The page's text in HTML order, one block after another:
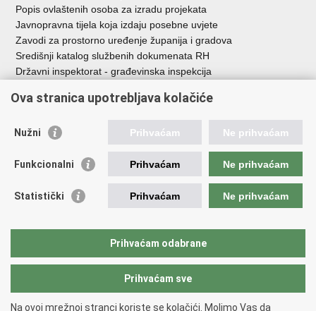
Popis ovlaštenih osoba za izradu projekata
Javnopravna tijela koja izdaju posebne uvjete
Zavodi za prostorno uređenje županija i gradova
Središnji katalog službenih dokumenata RH
Državni inspektorat - građevinska inspekcija
Vlada Republike Hrvatske
Agencija za pravni promet i posredovanje nekretninama
Fond za zaštitu okoliša i energetsku učinkovitost
Državne nekretnine d.o.o.
Copyright © 2026 Ministarstvo prostornoga uređenja, graditeljstva i
Ova stranica upotrebljava kolačiće
Nužni Prihvaćam Ne prihvaćam
Funkcionalni Prihvaćam Ne prihvaćam
Statistički Prihvaćam Ne prihvaćam
Prihvaćam odabrane
Prihvaćam sve
Na ovoj mrežnoj stranci koriste se kolačići. Molimo Vas da